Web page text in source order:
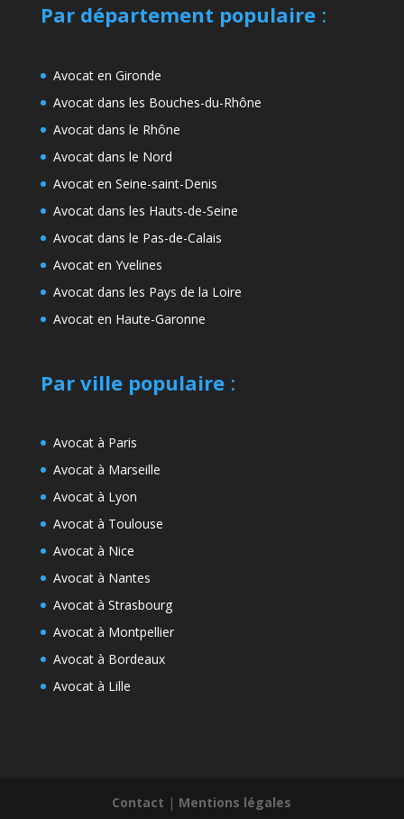
Par département populaire:
Avocat en Gironde
Avocat dans les Bouches-du-Rhône
Avocat dans le Rhône
Avocat dans le Nord
Avocat en Seine-saint-Denis
Avocat dans les Hauts-de-Seine
Avocat dans le Pas-de-Calais
Avocat en Yvelines
Avocat dans les Pays de la Loire
Avocat en Haute-Garonne
Par ville populaire:
Avocat à Paris
Avocat à Marseille
Avocat à Lyon
Avocat à Toulouse
Avocat à Nice
Avocat à Nantes
Avocat à Strasbourg
Avocat à Montpellier
Avocat à Bordeaux
Avocat à Lille
Contact | Mentions légales